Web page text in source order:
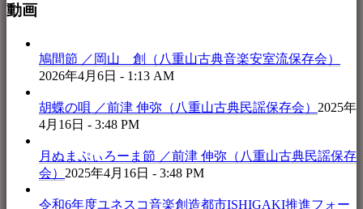
動画
鳩間節 ／岡山 創（八重山古典音楽安室流保存会）
2026年4月6日 - 1:13 AM
胡蝶の唄 ／前津 伸弥（八重山古典民謡保存会） 2025年
4月16日 - 3:48 PM
月ぬまぷぃろーま節 ／前津 伸弥（八重山古典民謡保存
会） 2025年4月16日 - 3:48 PM
令和6年度ユネスコ音楽創造都市ISHIGAKI推進フォー